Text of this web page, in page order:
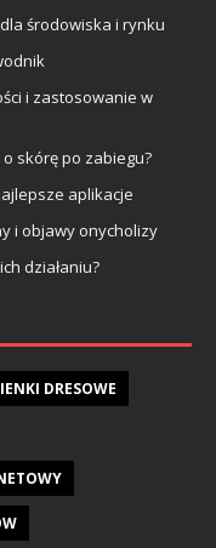
środowiska i rynku
i zastosowanie w
skórę po zabiegu?
aplikacje
i objawy onycholizy
działaniu?
DRESOWE